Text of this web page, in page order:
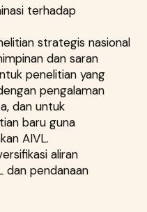
terhadap
strategis nasional
dan saran
penelitian yang
pengalaman
dan untuk
baru guna
AIVL.
aliran
dan pendanaan